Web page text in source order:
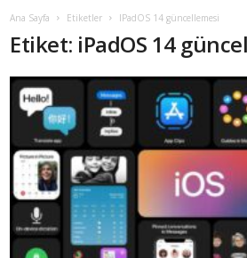
Ana Sayfa Etiketler IPadOS 14 güncellemesi
Etiket: iPadOS 14